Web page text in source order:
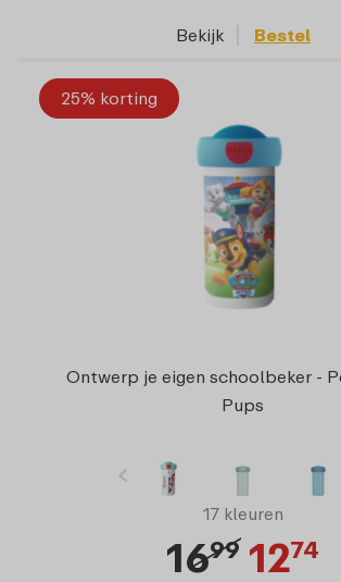
Bekijk Bestel
25% korting
Ontwerp je eigen schoolbeker -
Pups
17 kleuren
1699 1274